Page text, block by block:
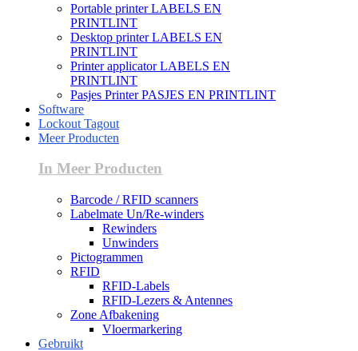
Portable printer LABELS EN
PRINTLINT
Desktop printer LABELS EN
PRINTLINT
Printer applicator LABELS EN
PRINTLINT
Pasjes Printer PASJES EN PRINTLINT
Software
Lockout Tagout
Meer Producten
In Meer Producten
Barcode / RFID scanners
Labelmate Un/Re-winders
Rewinders
Unwinders
Pictogrammen
RFID
RFID-Labels
RFID-Lezers & Antennes
Zone Afbakening
Vloermarkering
Gebruikt